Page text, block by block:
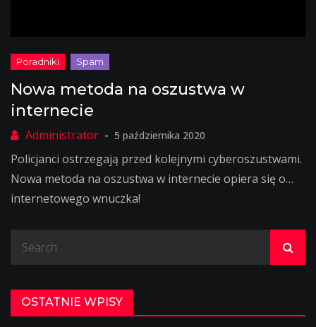
Nowa metoda na oszustwa w
internecie
5 października 2020
Policjanci ostrzegają przed kolejnymi cyberoszustwami.
Nowa metoda na oszustwa w internecie opiera się o…
internetowego wnuczka!
OSTATNIE WPISY